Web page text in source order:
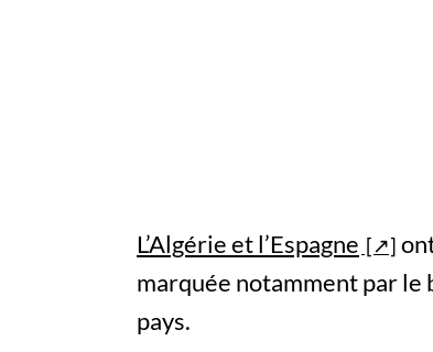
L’Algérie et l’Espagne
marquée notamment par le
pays.